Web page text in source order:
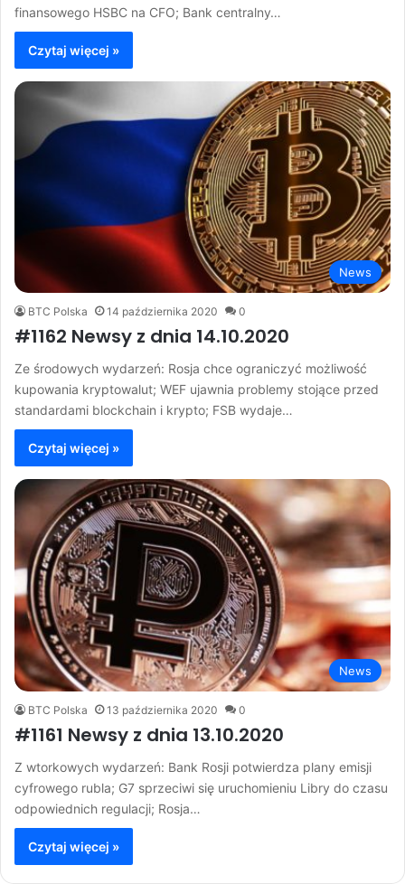
finansowego HSBC na CFO; Bank centralny…
Czytaj więcej »
News
BTC Polska 14 października 2020 0
#1162 Newsy z dnia 14.10.2020
Ze środowych wydarzeń: Rosja chce ograniczyć możliwość
kupowania kryptowalut; WEF ujawnia problemy stojące przed
standardami blockchain i krypto; FSB wydaje…
Czytaj więcej »
News
BTC Polska 13 października 2020 0
#1161 Newsy z dnia 13.10.2020
Z wtorkowych wydarzeń: Bank Rosji potwierdza plany emisji
cyfrowego rubla; G7 sprzeciwi się uruchomieniu Libry do czasu
odpowiednich regulacji; Rosja…
Czytaj więcej »